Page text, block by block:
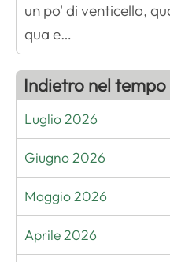
un po' di venticello,
qua e…
Indietro nel tempo
Luglio 2026
Giugno 2026
Maggio 2026
Aprile 2026